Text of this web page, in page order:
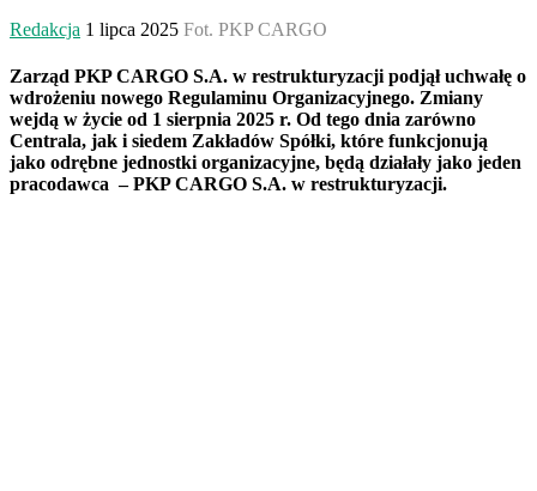
Redakcja 1 lipca 2025 Fot. PKP CARGO
Zarząd PKP CARGO S.A. w restrukturyzacji podjął uchwałę o
wdrożeniu nowego Regulaminu Organizacyjnego. Zmiany
wejdą w życie od 1 sierpnia 2025 r. Od tego dnia zarówno
Centrala, jak i siedem Zakładów Spółki, które funkcjonują
jako odrębne jednostki organizacyjne, będą działały jako jeden
pracodawca – PKP CARGO S.A. w restrukturyzacji.